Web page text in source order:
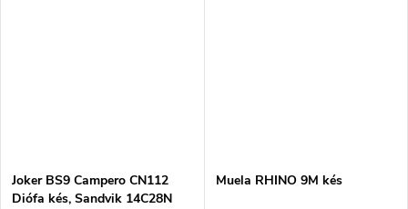
Joker BS9 Campero CN112
Diófa kés, Sandvik 14C28N
Muela RHINO 9M kés